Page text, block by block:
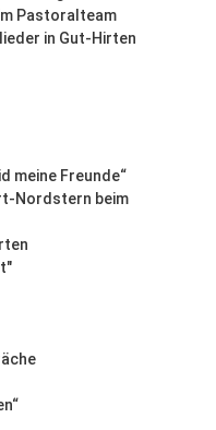
Pastoralteam
in Gut-Hirten
meine Freunde“
Nordstern beim